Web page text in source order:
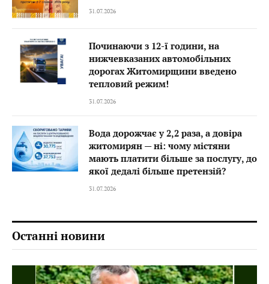
31.07.2026
Починаючи з 12-ї години, на
нижчевказаних автомобільних
дорогах Житомирщини введено
тепловий режим!
31.07.2026
Вода дорожчає у 2,2 раза, а довіра
житомирян — ні: чому містяни
мають платити більше за послугу, до
якої дедалі більше претензій?
31.07.2026
Останні новини